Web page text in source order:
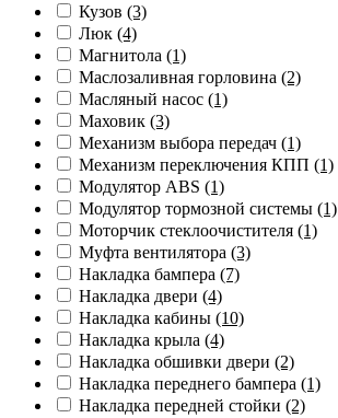
Кузов (3)
Люк (4)
Магнитола (1)
Маслозаливная горловина (2)
Масляный насос (1)
Маховик (3)
Механизм выбора передач (1)
Механизм переключения КПП (1)
Модулятор ABS (1)
Модулятор тормозной системы (1)
Моторчик стеклоочистителя (1)
Муфта вентилятора (3)
Накладка бампера (7)
Накладка двери (4)
Накладка кабины (10)
Накладка крыла (4)
Накладка обшивки двери (2)
Накладка переднего бампера (1)
Накладка передней стойки (2)